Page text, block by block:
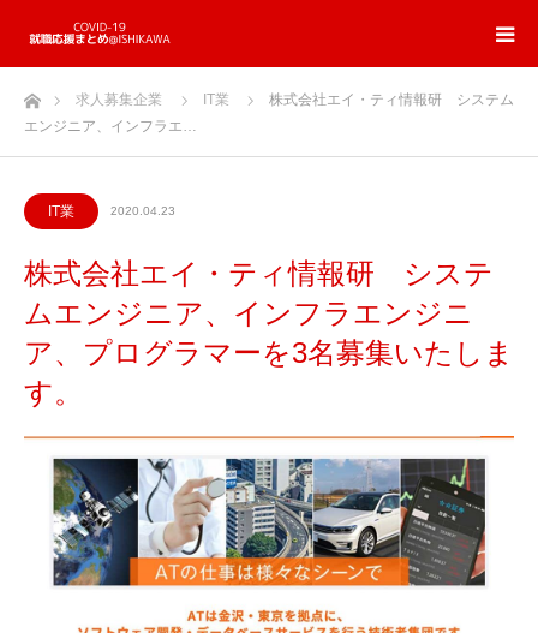
ホーム求人募集企業 IT業
株式会社エイ・ティ情報研 システム
エンジニア、インフラエ…
IT業 2020.04.23
株式会社エイ・ティ情報研 システ
ムエンジニア、インフラエンジニ
ア、プログラマーを3名募集いたしま
す。